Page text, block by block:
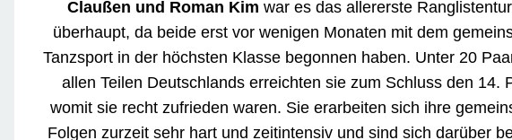
Claußen und Roman Kim war es das allererste
überhaupt, da beide erst vor wenigen Monaten mit dem
Tanzsport in der höchsten Klasse begonnen haben. Unter 20
allen Teilen Deutschlands erreichten sie zum Schluss den 14.
womit sie recht zufrieden waren. Sie erarbeiten sich ihre
Folgen zurzeit sehr hart und zeitintensiv und sind sich darüber